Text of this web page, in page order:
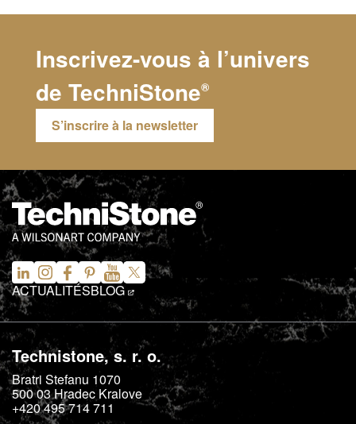
Inscrivez-vous à l’univers
de TechniStone®
S’inscrire à la newsletter
ACTUALITÉSBLOG
Technistone, s. r. o.
Bratri Stefanu 1070
500 03Hradec Kralove
+420 495 714 711